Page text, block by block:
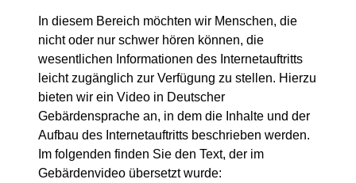
In diesem Bereich möchten wir Menschen, die
nicht oder nur schwer hören können, die
wesentlichen Informationen des Internetauftritts
leicht zugänglich zur Verfügung zu stellen. Hierzu
bieten wir ein Video in Deutscher
Gebärdensprache an, in dem die Inhalte und der
Aufbau des Internetauftritts beschrieben werden.
Im folgenden finden Sie den Text, der im
Gebärdenvideo übersetzt wurde: